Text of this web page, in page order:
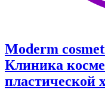
Moderm
Клиника
пластической